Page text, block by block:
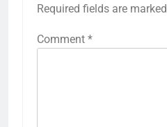
Required fields are marked
Comment *